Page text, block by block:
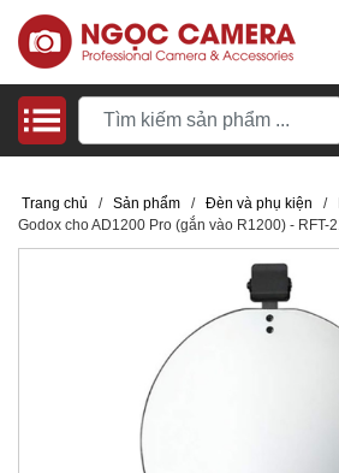
Trang chủ / Sản phẩm / Đèn và phụ kiện /
Godox cho AD1200 Pro (gắn vào R1200) - RFT-